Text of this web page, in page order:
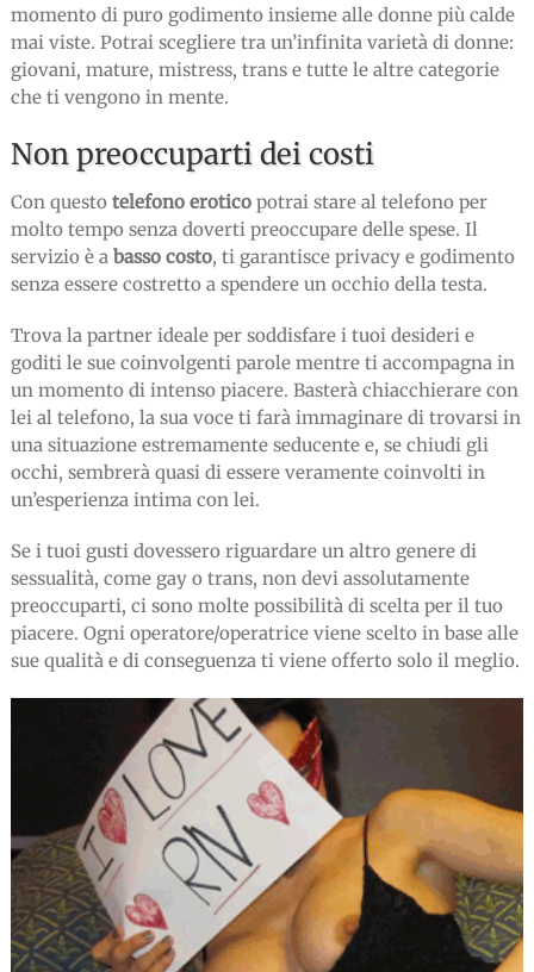
momento di puro godimento insieme alle donne più calde
mai viste. Potrai scegliere tra un’infinita varietà di donne:
giovani, mature, mistress, trans e tutte le altre categorie
che ti vengono in mente.
Non preoccuparti dei costi
Con questo telefono eroticopotrai stare al telefono per
molto tempo senza doverti preoccupare delle spese. Il
servizio è a basso costo, ti garantisce privacy e godimento
senza essere costretto a spendere un occhio della testa.
Trova la partner ideale per soddisfare i tuoi desideri e
goditi le sue coinvolgenti parole mentre ti accompagna in
un momento di intenso piacere. Basterà chiacchierare con
lei al telefono, la sua voce ti farà immaginare di trovarsi in
una situazione estremamente seducente e, se chiudi gli
occhi, sembrerà quasi di essere veramente coinvolti in
un’esperienza intima con lei.
Se i tuoi gusti dovessero riguardare un altro genere di
sessualità, come gay o trans, non devi assolutamente
preoccuparti, ci sono molte possibilità di scelta per il tuo
piacere. Ogni operatore/operatrice viene scelto in base alle
sue qualità e di conseguenza ti viene offerto solo il meglio.